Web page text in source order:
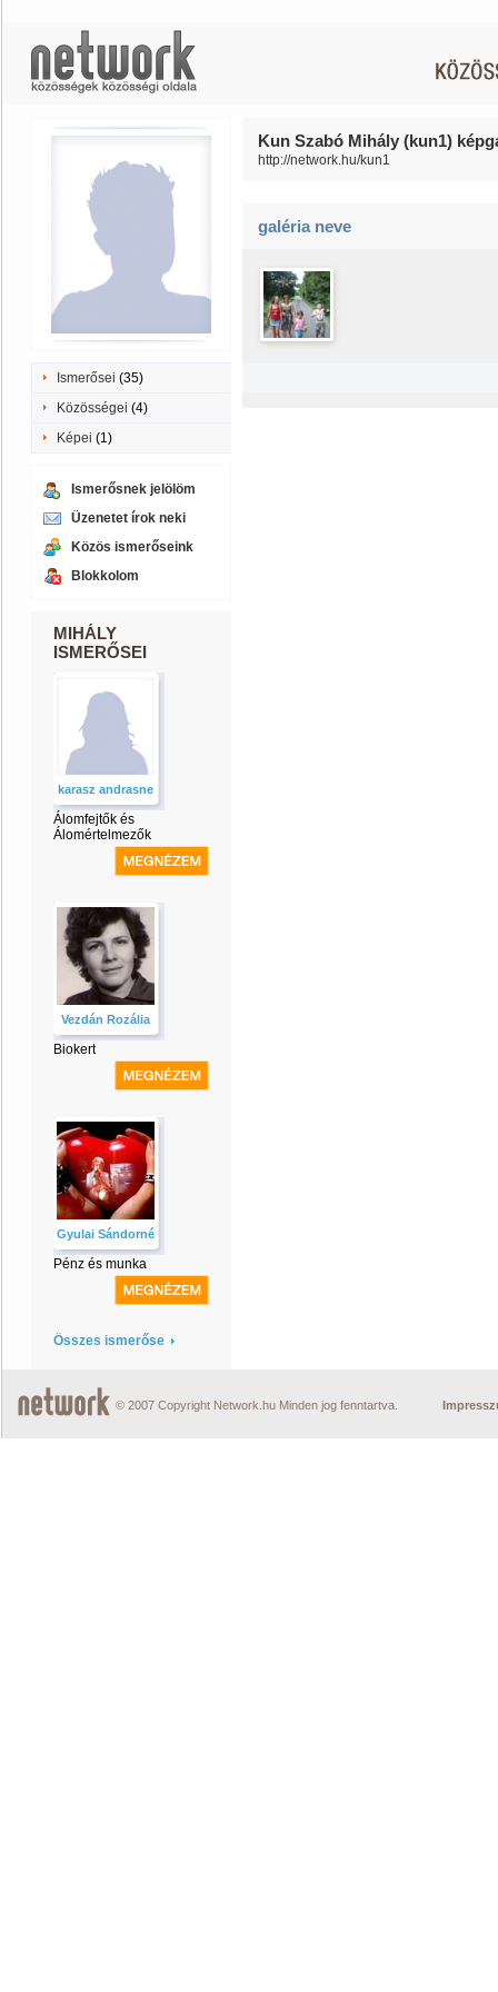
Ismerősei (35)
Közösségei (4)
Képei (1)
Ismerősnek jelölöm
Üzenetet írok neki
Közös ismerőseink
Blokkolom
MIHÁLY
ISMERŐSEI
karasz andrasne
Álomfejtők és
Álomértelmezők
Vezdán Rozália
Biokert
Gyulai Sándorné
Pénz és munka
Összes ismerőse
Kun Szabó Mihály (kun1)
http://network.hu/kun1
galéria neve
© 2007 Copyright Network.hu Minden jog fenntartva.